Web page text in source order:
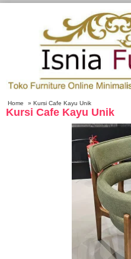
Home » Kursi Cafe Kayu Unik
Kursi Cafe Kayu Unik